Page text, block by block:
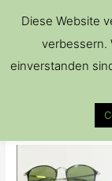
Kommentar
Diese Website
verbessern.
einverstanden